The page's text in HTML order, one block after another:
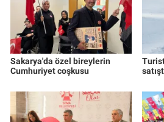
Sakarya'da özel bireylerin
Cumhuriyet coşkusu